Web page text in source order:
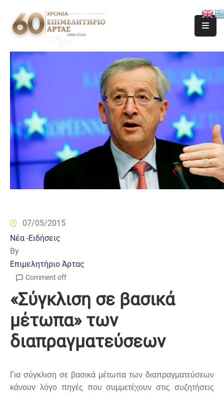
07/05/2015
Νέα -Ειδήσεις
By
Επιμελητήριο Άρτας
Comment off
«Σύγκλιση σε βασικά
μέτωπα» των
διαπραγματεύσεων
Για σύγκλιση σε βασικά μέτωπα των διαπραγματεύσεων
κάνουν λόγο πηγές που συμμετέχουν στις συζητήσεις